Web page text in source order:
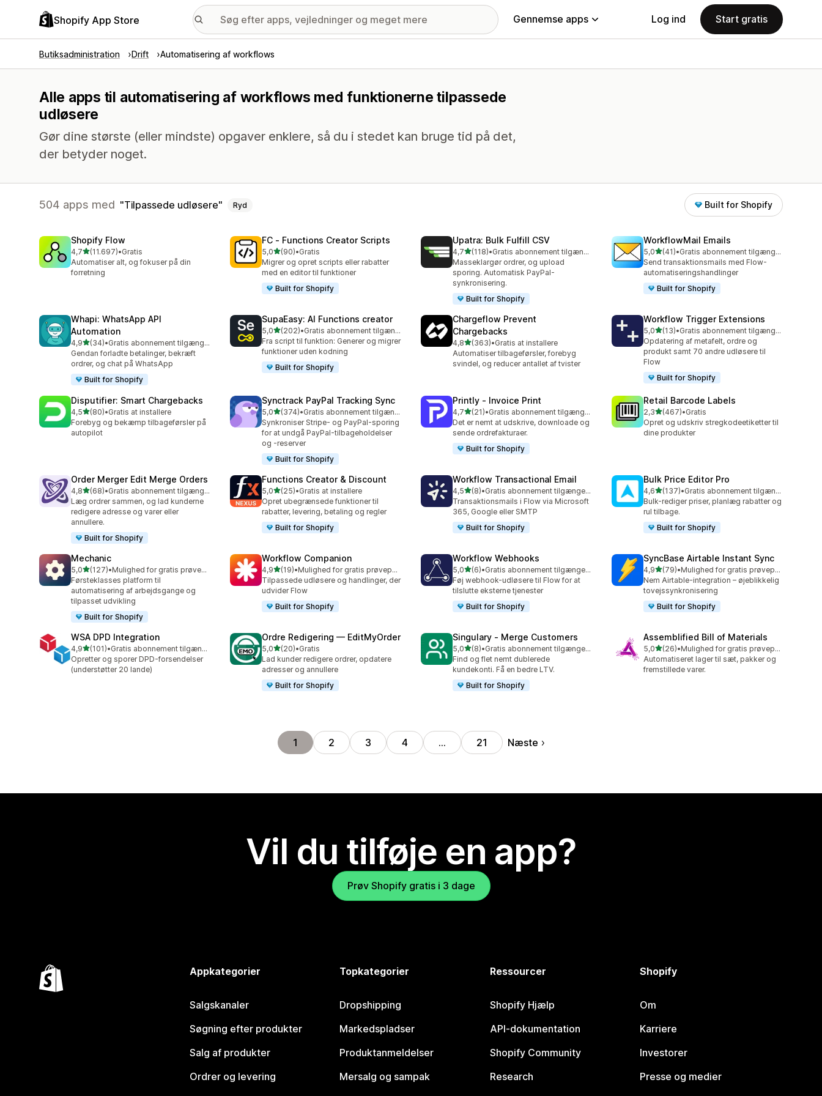
Shopify App Store Gennemse apps Log ind Start gratis
Butiksadministration Drift Automatisering af workflows
Alle apps til automatisering af workflows med funktionerne tilpassede
udløsere
Gør dine største (eller mindste) opgaver enklere, så du i stedet kan bruge tid på det,
der betyder noget.
504 apps med Tilpassede udløsere Ryd Built for Shopify
Shopify Flow
4,7ud af 5 stjerner
(11.697)
11697 anmeldelser i alt
•Gratis
Automatiser alt, og fokuser på din
forretning
FC ‑ Functions Creator Scripts
5,0ud af 5 stjerner
(90)
90 anmeldelser i alt
•Gratis
Migrer og opret scripts eller rabatter
med en editor til funktioner
Built for Shopify
Upatra: Bulk Fulfill CSV
4,7ud af 5 stjerner
(118)
118 anmeldelser i alt
•
Gratis abonnement tilgængeligt
Masseklargør ordrer, og upload
sporing. Automatisk PayPal-
synkronisering.
Built for Shopify
WorkflowMail Emails
5,0ud af 5 stjerner
(41)
41 anmeldelser i alt
•
Gratis abonnement tilgængeligt
Send transaktionsmails med Flow-
automatiseringshandlinger
Built for Shopify
Whapi: WhatsApp API
Automation
4,9ud af 5 stjerner
(34)
34 anmeldelser i alt
•
Gratis abonnement tilgængeligt
Gendan forladte betalinger, bekræft
ordrer, og chat på WhatsApp
Built for Shopify
SupaEasy: AI Functions creator
5,0ud af 5 stjerner
(202)
202 anmeldelser i alt
•
Gratis abonnement tilgængeligt
Fra script til funktion: Generer og migrer
funktioner uden kodning
Built for Shopify
Chargeflow Prevent
Chargebacks
4,8ud af 5 stjerner
(363)
363 anmeldelser i alt
•Gratis at installere
Automatiser tilbageførsler, forebyg
svindel, og reducer antallet af tvister
Workflow Trigger Extensions
5,0ud af 5 stjerner
(13)
13 anmeldelser i alt
•
Gratis abonnement tilgængeligt
Opdatering af metafelt, ordre og
produkt samt 70 andre udløsere til
Flow
Built for Shopify
Disputifier: Smart Chargebacks
4,5ud af 5 stjerner
(80)
80 anmeldelser i alt
•Gratis at installere
Forebyg og bekæmp tilbageførsler på
autopilot
Synctrack PayPal Tracking Sync
5,0ud af 5 stjerner
(374)
374 anmeldelser i alt
•
Gratis abonnement tilgængeligt
Synkroniser Stripe- og PayPal-sporing
for at undgå PayPal-tilbageholdelser
og -reserver
Built for Shopify
Printly ‑ Invoice Print
4,7ud af 5 stjerner
(21)
21 anmeldelser i alt
•
Gratis abonnement tilgængeligt
Det er nemt at udskrive, downloade og
sende ordrefakturaer.
Built for Shopify
Retail Barcode Labels
2,3ud af 5 stjerner
(467)
467 anmeldelser i alt
•Gratis
Opret og udskriv stregkodeetiketter til
dine produkter
Order Merger Edit Merge Orders
4,8ud af 5 stjerner
(68)
68 anmeldelser i alt
•
Gratis abonnement tilgængeligt
Læg ordrer sammen, og lad kunderne
redigere adresse og varer eller
annullere.
Built for Shopify
Functions Creator & Discount
5,0ud af 5 stjerner
(25)
25 anmeldelser i alt
•Gratis at installere
Opret ubegrænsede funktioner til
rabatter, levering, betaling og regler
Built for Shopify
Workflow Transactional Email
4,5ud af 5 stjerner
(8)
8 anmeldelser i alt
•
Gratis abonnement tilgængeligt
Transaktionsmails i Flow via Microsoft
365, Google eller SMTP
Built for Shopify
Bulk Price Editor Pro
4,6ud af 5 stjerner
(137)
137 anmeldelser i alt
•
Gratis abonnement tilgængeligt
Bulk-rediger priser, planlæg rabatter og
rul tilbage.
Built for Shopify
Mechanic
5,0ud af 5 stjerner
(127)
127 anmeldelser i alt
•
Mulighed for gratis prøveperiode
Førsteklasses platform til
automatisering af arbejdsgange og
tilpasset udvikling
Built for Shopify
Workflow Companion
4,9ud af 5 stjerner
(19)
19 anmeldelser i alt
•
Mulighed for gratis prøveperiode
Tilpassede udløsere og handlinger, der
udvider Flow
Built for Shopify
Workflow Webhooks
5,0ud af 5 stjerner
(6)
6 anmeldelser i alt
•
Gratis abonnement tilgængeligt
Føj webhook-udløsere til Flow for at
tilslutte eksterne tjenester
Built for Shopify
SyncBase Airtable Instant Sync
4,9ud af 5 stjerner
(79)
79 anmeldelser i alt
•
Mulighed for gratis prøveperiode
Nem Airtable-integration – øjeblikkelig
tovejssynkronisering
Built for Shopify
WSA DPD Integration
4,9ud af 5 stjerner
(101)
101 anmeldelser i alt
•
Gratis abonnement tilgængeligt
Opretter og sporer DPD-forsendelser
(understøtter 20 lande)
Ordre Redigering — EditMyOrder
5,0ud af 5 stjerner
(20)
20 anmeldelser i alt
•Gratis
Lad kunder redigere ordrer, opdatere
adresser og annullere
Built for Shopify
Singulary ‑ Merge Customers
5,0ud af 5 stjerner
(8)
8 anmeldelser i alt
•
Gratis abonnement tilgængeligt
Find og flet nemt dublerede
kundekonti. Få en bedre LTV.
Built for Shopify
Assemblified Bill of Materials
5,0ud af 5 stjerner
(26)
26 anmeldelser i alt
•
Mulighed for gratis prøveperiode
Automatiseret lager til sæt, pakker og
fremstillede varer.
1 2 3 4 … 21 Næste
Vil du tilføje en app?
Prøv Shopify gratis i 3 dage
Appkategorier
Salgskanaler
Søgning efter produkter
Salg af produkter
Ordrer og levering
Topkategorier
Dropshipping
Markedspladser
Produktanmeldelser
Mersalg og sampak
Ressourcer
Shopify Hjælp
API-dokumentation
Shopify Community
Research
Shopify
Om
Karriere
Investorer
Presse og medier